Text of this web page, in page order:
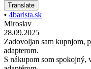
Translate
• 4barista.sk
Miroslav
28.09.2025
Zadovoljan sam kupnjom,
adapterom.
S nákupom som spokojný,